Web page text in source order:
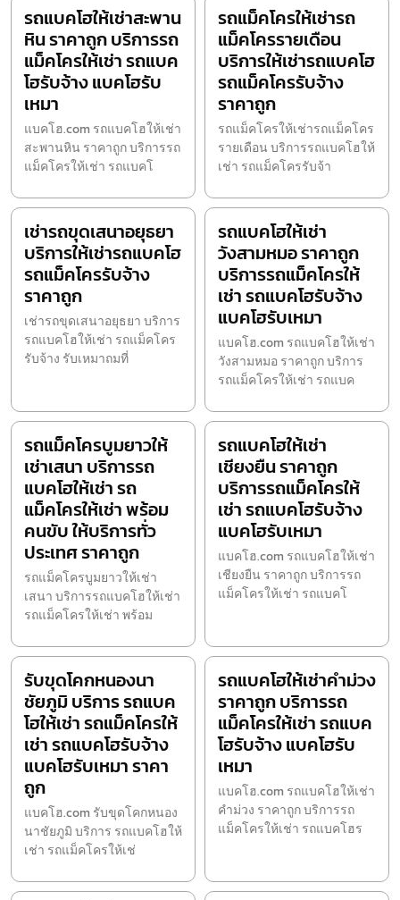
รถแบคโฮให้เช่าสะพาน
หิน ราคาถูก บริการรถ
แม็คโครให้เช่า รถแบค
โฮรับจ้าง แบคโฮรับ
เหมา
แบคโฮ.com รถแบคโฮให้เช่า
สะพานหิน ราคาถูก บริการรถ
แม็คโครให้เช่า รถแบคโ
รถแม็คโครให้เช่ารถ
แม็คโครรายเดือน
บริการให้เช่ารถแบคโฮ
รถแม็คโครรับจ้าง
ราคาถูก
รถแม็คโครให้เช่ารถแม็คโคร
รายเดือน บริการรถแบคโฮให้
เช่า รถแม็คโครรับจ้า
เช่ารถขุดเสนาอยุธยา
บริการให้เช่ารถแบคโฮ
รถแม็คโครรับจ้าง
ราคาถูก
เช่ารถขุดเสนาอยุธยา บริการ
รถแบคโฮให้เช่า รถแม็คโคร
รับจ้าง รับเหมาถมที่
รถแบคโฮให้เช่า
วังสามหมอ ราคาถูก
บริการรถแม็คโครให้
เช่า รถแบคโฮรับจ้าง
แบคโฮรับเหมา
แบคโฮ.com รถแบคโฮให้เช่า
วังสามหมอ ราคาถูก บริการ
รถแม็คโครให้เช่า รถแบค
รถแม็คโครบูมยาวให้
เช่าเสนา บริการรถ
แบคโฮให้เช่า รถ
แม็คโครให้เช่า พร้อม
คนขับ ให้บริการทั่ว
ประเทศ ราคาถูก
รถแม็คโครบูมยาวให้เช่า
เสนา บริการรถแบคโฮให้เช่า
รถแม็คโครให้เช่า พร้อม
รถแบคโฮให้เช่า
เชียงยืน ราคาถูก
บริการรถแม็คโครให้
เช่า รถแบคโฮรับจ้าง
แบคโฮรับเหมา
แบคโฮ.com รถแบคโฮให้เช่า
เชียงยืน ราคาถูก บริการรถ
แม็คโครให้เช่า รถแบคโ
รับขุดโคกหนองนา
ชัยภูมิ บริการ รถแบค
โฮให้เช่า รถแม็คโครให้
เช่า รถแบคโฮรับจ้าง
แบคโฮรับเหมา ราคา
ถูก
แบคโฮ.com รับขุดโคกหนอง
นาชัยภูมิ บริการ รถแบคโฮให้
เช่า รถแม็คโครให้เช่
รถแบคโฮให้เช่าคำม่วง
ราคาถูก บริการรถ
แม็คโครให้เช่า รถแบค
โฮรับจ้าง แบคโฮรับ
เหมา
แบคโฮ.com รถแบคโฮให้เช่า
คำม่วง ราคาถูก บริการรถ
แม็คโครให้เช่า รถแบคโฮร